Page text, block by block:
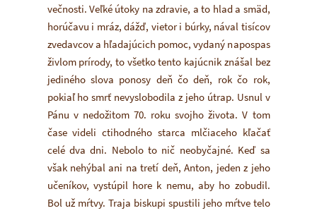
večnosti. Veľké útoky na zdravie, a to hlad a smäd,
horúčavu i mráz, dážď, vietor i búrky, nával tisícov
zvedavcov a hľadajúcich pomoc, vydaný napospas
živlom prírody, to všetko tento kajúcnik znášal bez
jediného slova ponosy deň čo deň, rok čo rok,
pokiaľ ho smrť nevyslobodila z jeho útrap. Usnul v
Pánu v nedožitom 70. roku svojho života. V tom
čase videli ctihodného starca mlčiaceho kľačať
celé dva dni. Nebolo to nič neobyčajné. Keď sa
však nehýbal ani na tretí deň, Anton, jeden z jeho
učeníkov, vystúpil hore k nemu, aby ho zobudil.
Bol už mŕtvy. Traja biskupi spustili jeho mŕtve telo